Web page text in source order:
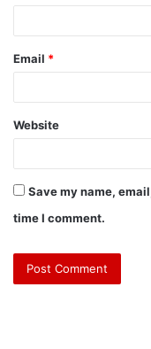
Email *
Website
Save my name,
time I comment.